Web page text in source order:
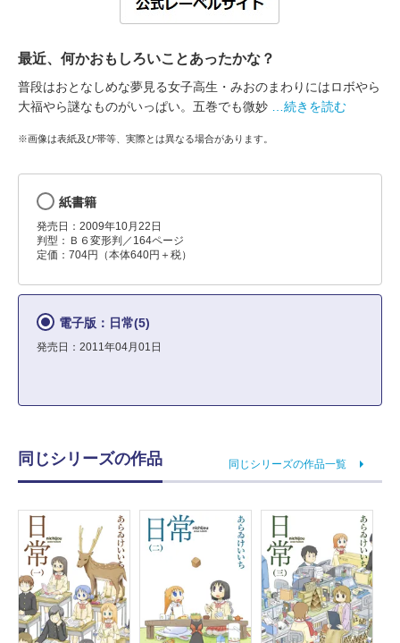
最近、何かおもしろいことあったかな？
普段はおとなしめな夢見る女子高生・みおのまわりにはロボやら
大福やら謎なものがいっぱい。五巻でも微妙
…続きを読む
※画像は表紙及び帯等、実際とは異なる場合があります。
紙書籍
発売日：2009年10月22日
判型：Ｂ６変形判／164ページ
定価：704円（本体640円＋税）
電子版：日常(5)
発売日：2011年04月01日
同じシリーズの作品 同じシリーズの作品一覧